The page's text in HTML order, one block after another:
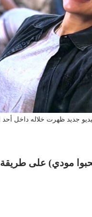
جديد ظهرت خلاله داخل أحد
مودي) على
برتقان (الأبنودي)